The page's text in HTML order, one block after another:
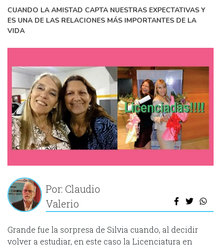
CUANDO LA AMISTAD CAPTA NUESTRAS EXPECTATIVAS Y
ES UNA DE LAS RELACIONES MÁS IMPORTANTES DE LA
VIDA
Por: Claudio
Valerio
Grande fue la sorpresa de Silvia cuando, al decidir
volver a estudiar, en este caso la Licenciatura en